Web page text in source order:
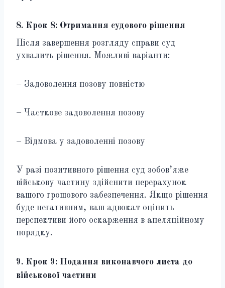
8. Крок 8: Отримання судового рішення
Після завершення розгляду справи суд
ухвалить рішення. Можливі варіанти:
– Задоволення позову повністю
– Часткове задоволення позову
– Відмова у задоволенні позову
У разі позитивного рішення суд зобов’яже
військову частину здійснити перерахунок
вашого грошового забезпечення. Якщо рішення
буде негативним, ваш адвокат оцінить
перспективи його оскарження в апеляційному
порядку.
9. Крок 9: Подання виконавчого листа до
військової частини